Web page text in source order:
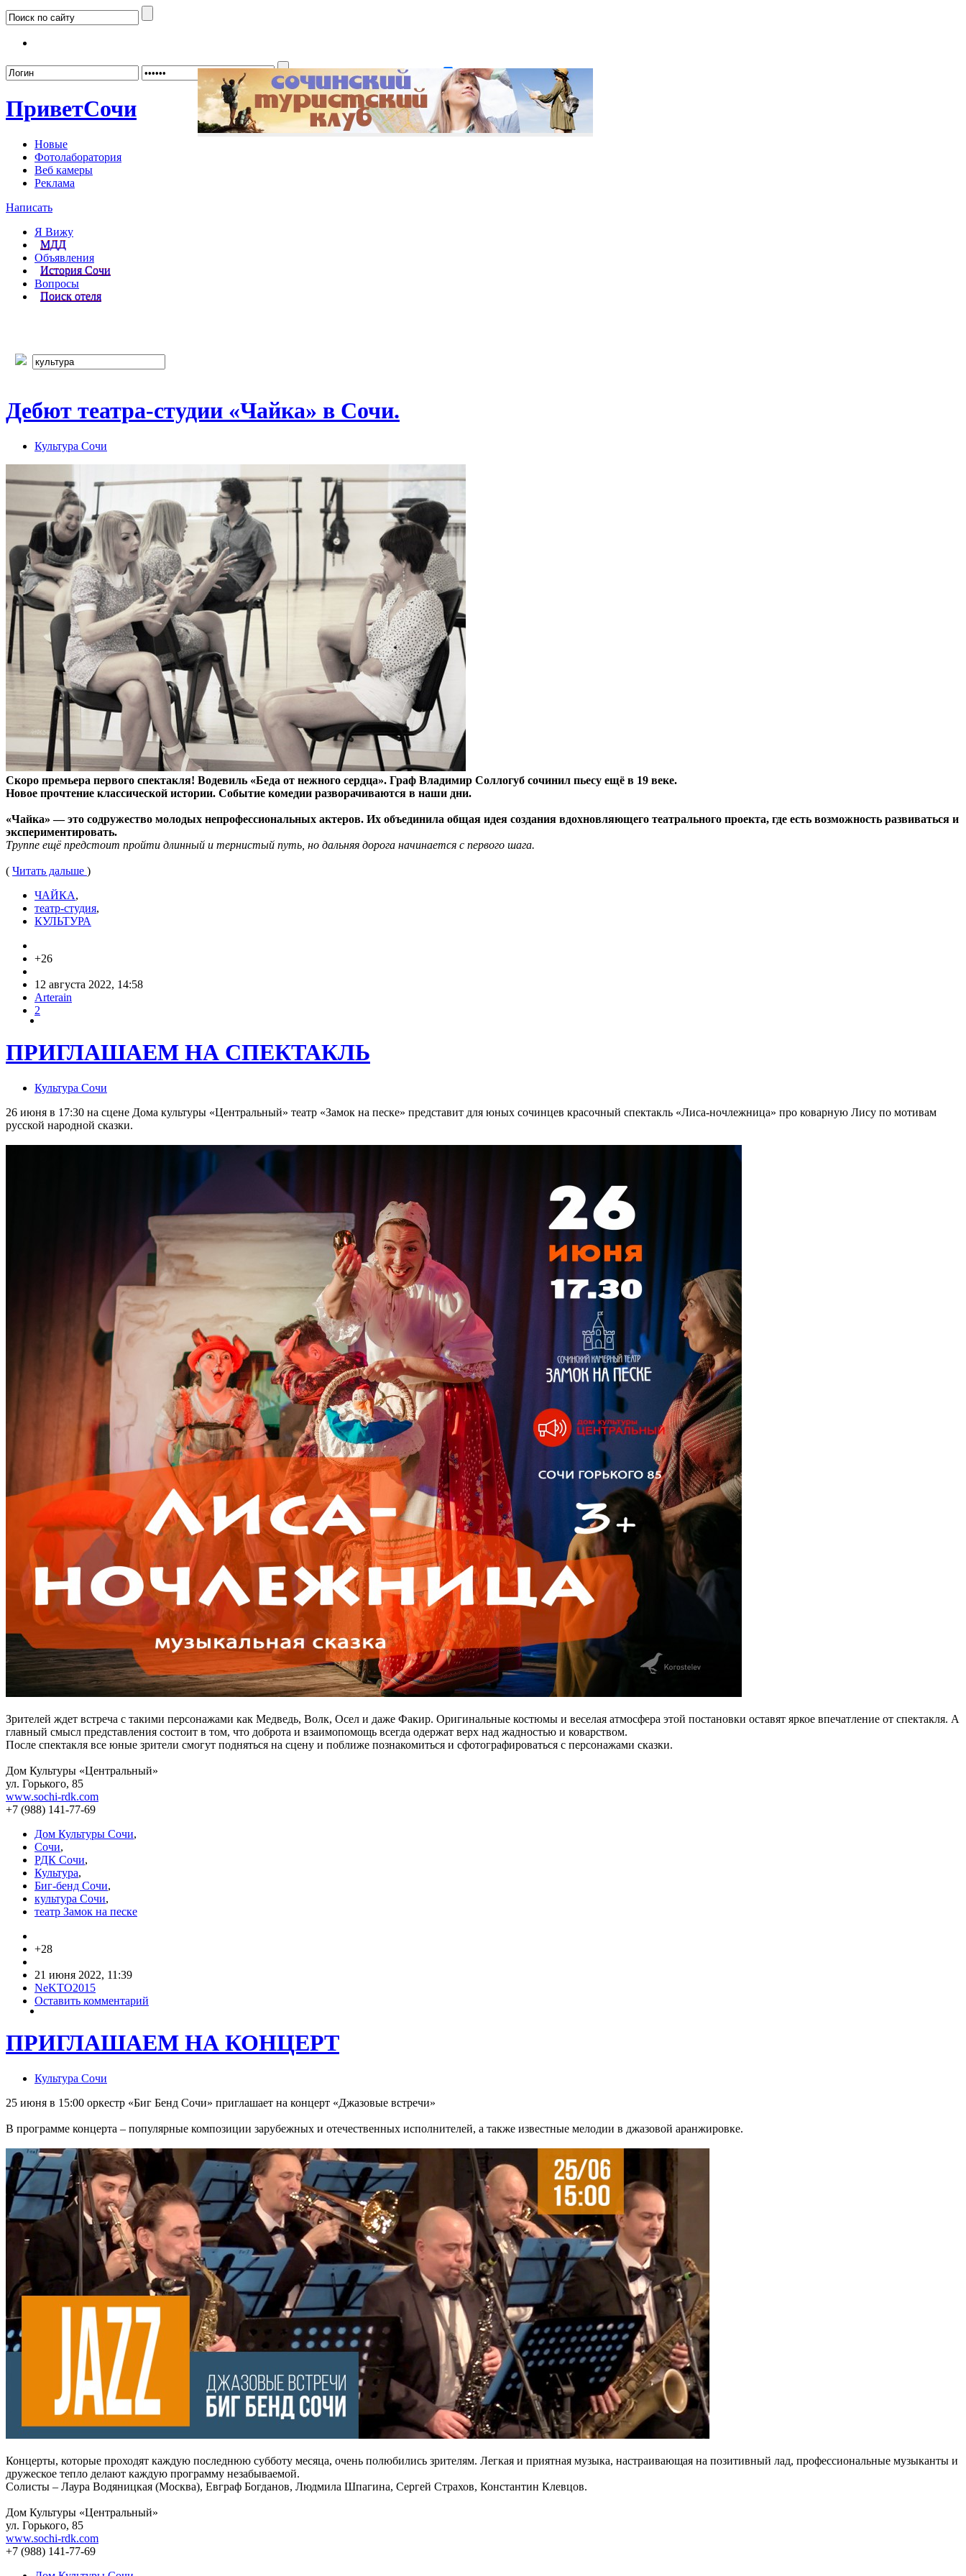
Забыли пароль? Регистрация
ПриветСочи
Новые
Фотолаборатория
Веб камеры
Реклама
Написать
Я Вижу
МДД
Объявления
История Сочи
Вопросы
Поиск отеля
Дебют театра-студии «Чайка» в Сочи.
Культура Сочи
Скоро премьера первого спектакля! Водевиль «Беда от нежного сердца». Граф Владимир Соллогуб сочинил пьесу ещё в 19 веке.
Новое прочтение классической истории. Событие комедии разворачиваются в наши дни.
«Чайка» — это содружество молодых непрофессиональных актеров. Их объединила общая идея создания вдохновляющего театрального проекта, где есть возможность развиваться и
экспериментировать.
Труппе ещё предстоит пройти длинный и тернистый путь, но дальняя дорога начинается с первого шага.
( Читать дальше )
ЧАЙКА,
театр-студия,
КУЛЬТУРА
+26
12 августа 2022, 14:58
Arterain
2
ПРИГЛАШАЕМ НА СПЕКТАКЛЬ
Культура Сочи
26 июня в 17:30 на сцене Дома культуры «Центральный» театр «Замок на песке» представит для юных сочинцев красочный спектакль «Лиса-ночлежница» про коварную Лису по мотивам
русской народной сказки.
Зрителей ждет встреча с такими персонажами как Медведь, Волк, Осел и даже Факир. Оригинальные костюмы и веселая атмосфера этой постановки оставят яркое впечатление от спектакля. А
главный смысл представления состоит в том, что доброта и взаимопомощь всегда одержат верх над жадностью и коварством.
После спектакля все юные зрители смогут подняться на сцену и поближе познакомиться и сфотографироваться с персонажами сказки.
Дом Культуры «Центральный»
ул. Горького, 85
www.sochi-rdk.com
+7 (988) 141-77-69
Дом Культуры Сочи,
Сочи,
РДК Сочи,
Культура,
Биг-бенд Сочи,
культура Сочи,
театр Замок на песке
+28
21 июня 2022, 11:39
NeKTO2015
Оставить комментарий
ПРИГЛАШАЕМ НА КОНЦЕРТ
Культура Сочи
25 июня в 15:00 оркестр «Биг Бенд Сочи» приглашает на концерт «Джазовые встречи»
В программе концерта – популярные композиции зарубежных и отечественных исполнителей, а также известные мелодии в джазовой аранжировке.
Концерты, которые проходят каждую последнюю субботу месяца, очень полюбились зрителям. Легкая и приятная музыка, настраивающая на позитивный лад, профессиональные музыканты и
дружеское тепло делают каждую программу незабываемой.
Солисты – Лаура Водяницкая (Москва), Евграф Богданов, Людмила Шпагина, Сергей Страхов, Константин Клевцов.
Дом Культуры «Центральный»
ул. Горького, 85
www.sochi-rdk.com
+7 (988) 141-77-69